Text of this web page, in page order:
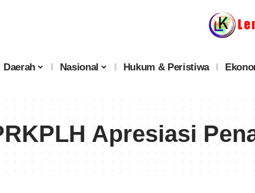
Daerah Nasional Hukum & Peristiwa
Apresiasi